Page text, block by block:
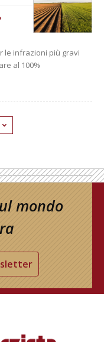
le infrazioni più gravi
al 100%
mondo